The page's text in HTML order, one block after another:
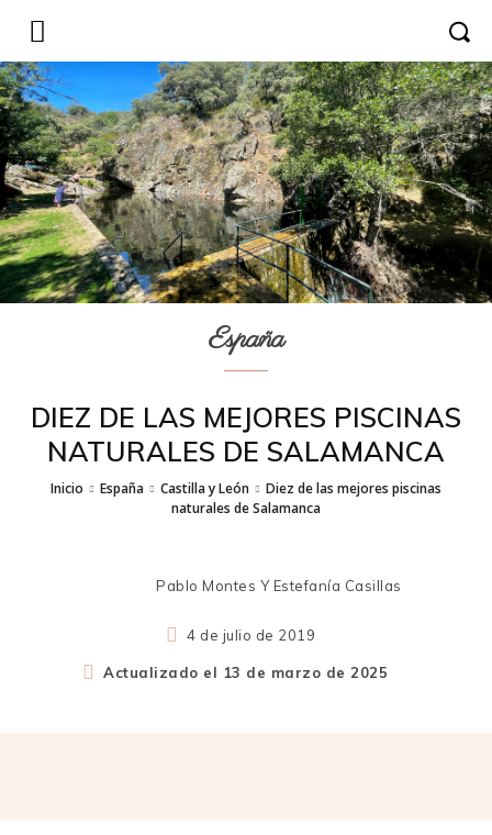
España
DIEZ DE LAS MEJORES PISCINAS
NATURALES DE SALAMANCA
Inicio España Castilla y León
Diez de las mejores piscinas
naturales de Salamanca
Pablo Montes Y Estefanía Casillas
4 de julio de 2019
Actualizado el 13 de marzo de 2025